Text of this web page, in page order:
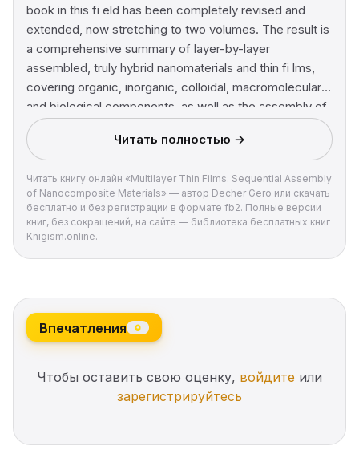
book in this fi eld has been completely revised and
extended, now stretching to two volumes. The result is
a comprehensive summary of layer-by-layer
assembled, truly hybrid nanomaterials and thin fi lms,
covering organic, inorganic, colloidal, macromolecular,
and biological components, as well as the assembly of
nanoscale fi lms derived from them on surfaces. These
two volumes are essential for anyone working in the
field, as well as scientists and researchers active in
materials development, who needs the key knowledge
provided herein for linking the field of molecular self-
assembly with the bio- and materials sciences.
Читать полностью →
Читать книгу онлайн «Multilayer Thin Films. Sequential Assembly
of Nanocomposite Materials» — автор Decher Gero или скачать
бесплатно и без регистрации в формате fb2. Полные версии
книг, без сокращений, на сайте — библиотека бесплатных книг
Knigism.online.
Впечатления 0
Чтобы оставить свою оценку, войдите или
зарегистрируйтесь